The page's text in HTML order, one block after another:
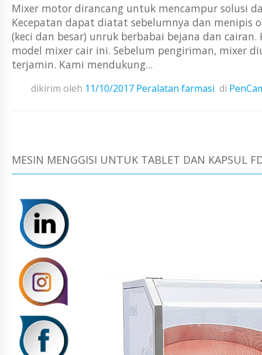
Mixer motor dirancang untuk mencampur solusi
Kecepatan dapat diatat sebelumnya dan menipis
(keci dan besar) unruk berbabai bejana dan
model mixer cair ini. Sebelum pengiriman, mixer
terjamin. Kami mendukung...
dikirim oleh 11/10/2017 Peralatan farmasi di
MESIN MENGGISI UNTUK TABLET DAN KAPSUL